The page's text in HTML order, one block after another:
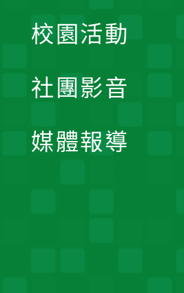
校園活動
社團影音
媒體報導